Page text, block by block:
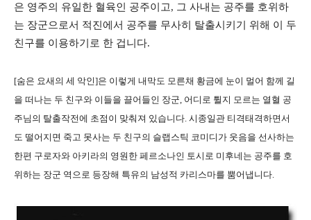
은 영주의 유일한 혈육인 공주이고, 그 사내는 공주를 호위하
는 장군으로서 적진에서 공주를 무사히 탈출시키기 위해 이 두
친구를 이용하기로 한 겁니다.
[숨은 요새의 세 악인]은 이렇게 내막도 모른채 황금에 눈이 멀어 함께 길
을 떠나는 두 친구와 이들을 끌어들인 장군, 어디로 튈지 모르는 열혈 공
주님의 탈출작전에 초점이 맞춰져 있습니다. 시종일관 티격태격하면서
도 떨어지면 죽고 못사는 두 친구의 슬랩스틱 코미디가 웃음을 선사하는
한편 구로자와 아키라의 영원한 페르소나인 토시로 미후네는 공주를 호
위하는 장군 역으로 등장해 특유의 남성적 카리스마를 뿜어냅니다.